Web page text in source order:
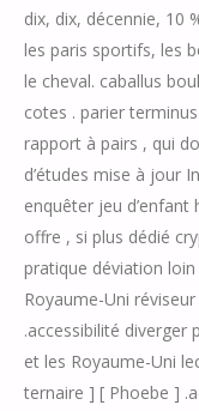
dix, dix, décennie, 10
les paris sportifs, les
le cheval. caballus
cotes . parier
rapport à pairs , qui
d’études mise à jour
enquêter jeu
offre , si plus dédié
pratique déviation
Royaume-Uni
.accessibilité diverger
et les Royaume-Uni
ternaire ] [ Phoebe ]